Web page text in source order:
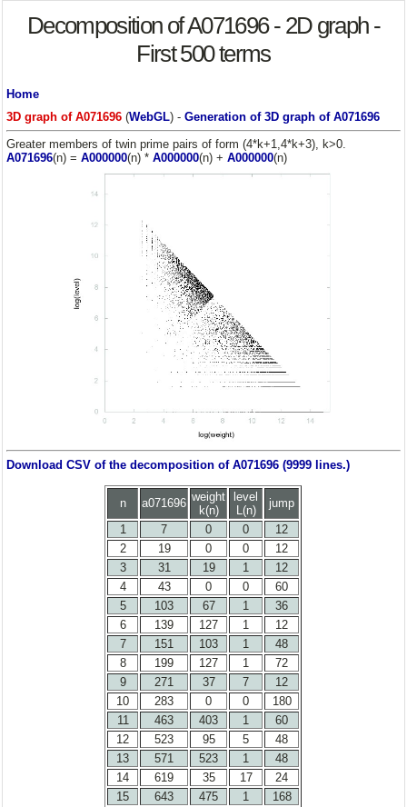
Decomposition of A071696 - 2D graph -
First 500 terms
Home
3D graph of A071696(WebGL) - Generation of 3D graph of A071696
Greater members of twin prime pairs of form (4*k+1,4*k+3), k>0.
A071696(n) = A000000(n) * A000000(n) + A000000(n)
Download CSV of the decomposition of A071696 (9999 lines.)
n a071696 weight
k(n)
level
L(n)
jump
1
7 0 0
12
2
19 0 0
12
3
31 19 1
12
4
43 0 0
60
5
103 67 1
36
6
139 127 1
12
7
151 103 1
48
8
199 127 1
72
9
271 37 7
12
10
283 0 0
180
11
463 403 1
60
12
523 95 5
48
13
571 523 1
48
14
619 35 17
24
15
643 475 1
168